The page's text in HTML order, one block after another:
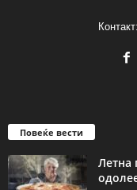
Контакт:
Повеќе вести
Летна